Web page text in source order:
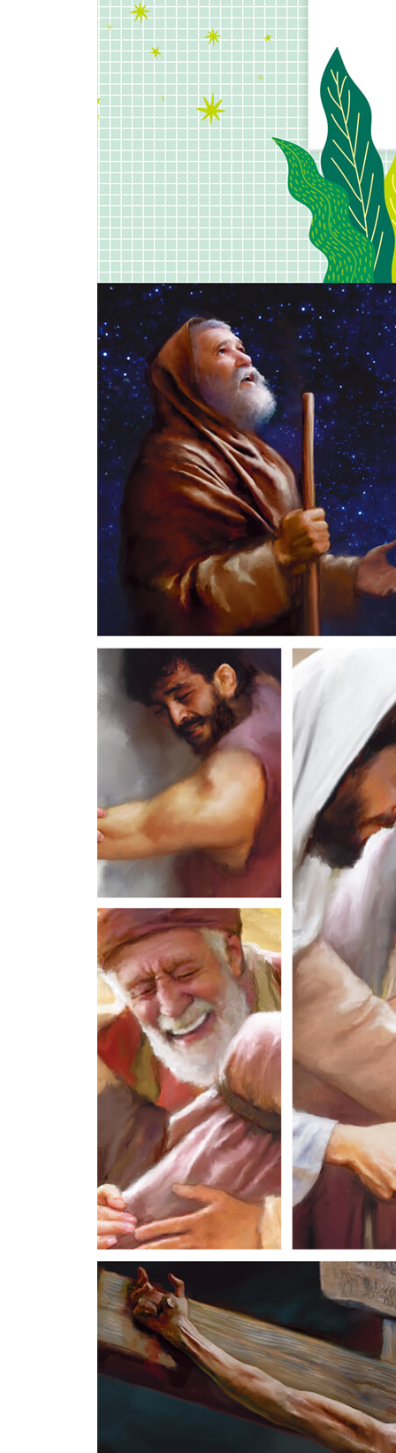
종교 지도자들이 예수님을 시기했어요 · 320
예수님이 어린아이들을 환영하셨어요 · 322
예수님 이야기 - 왕의 가르침
사람의 마음을 밭에 빗대어 말씀하셨어요 · 326
부자와 나사로 이야기를 해 주셨어요 · 328
선한 사마리아인의 이야기를 해 주셨어요 · 330
잃어버린 아들을 찾은 아버지의 이야기를 해 주셨
베드로가 예수님이 주님이시라고 고백했어요 · 336
예수님이 거룩한 모습으로 변화하셨어요 · 338
예수님 이야기 - 왕의 고난
금요일, 토요일 마리아가 예수님께 비싼 향유를 부
일요일 왕이신 예수님이 예루살렘에 들어가셨어요
월요일 성전에서 장사하는 사람들을 내쫓으셨어요
목요일 제자들의 발을 씻겨 주셨어요 · 348
제자들과 마지막 저녁 식사를 하셨어요 · 350
겟세마네 동산에서 간절히 기도하셨어요 · 352
금요일 예수님이 체포당하셨어요 · 354
베드로가 예수님을 모른다고 잡아뗐어요 · 356
예수님이 빌라도에게 재판을 받으셨어요 · 358
예수님이 십자가에서 돌아가셨어요 · 362
예수님이 무덤에 묻히셨어요 · 366
예수님 이야기 - 왕의 승리
예수님이 다시 살아나셨어요 · 370
부활하신 예수님이 길에서 두 제자를 만나셨어요 ·
제자들이 예수님의 부활을 믿게 되었어요 · 374
예수님이 하늘로 올라가셨어요 · 376
예수님이 약속하신 성령님이 오셨어요 · 378
예수님 이름으로 기적을 일으켰어요 · 382
예루살렘에서의 증거
아나니아와 삽비라가 하나님을 속이려 했어요 · 384
사도들이 핍박당하면서도 복음을 전했어요 · 386
스데반 집사가 복음을 전하다 죽었어요 · 388
유대와 사마리아에서의 증거
빌립이 에디오피아 신하에게 복음을 전했어요 · 390
예수님이 바울을 부르셨어요 · 392
베드로가 환상을 보았어요 · 394
땅끝까지 이르는 증거
1차 전도 여행을 떠났어요 · 396
2차 전도 여행을 떠났어요 · 400
빌립보의 간수에게 복음을 전했어요 · 402
우상으로 가득한 도시 아덴에서 예수님을 전했어요
3차 전도 여행을 떠났어요 · 406
4차 전도 여행을 떠났어요 · 410
바울이 체포당했어요 · 412
바울이 재판을 받았어요 · 414
로마로 가던 길에 태풍을 만났어요 · 416
바울이 로마에서도 복음을 전했어요 · 418
믿는 사람들은 죽임당했지만 복음은 계속 전파되었